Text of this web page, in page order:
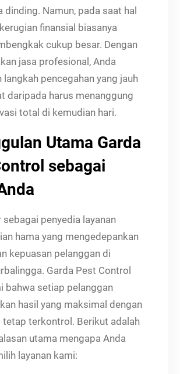
dinding. Namun, pada saat hal
finansial biasanya
cukup besar. Dengan
jasa profesional, Anda
langkah pencegahan yang jauh
daripada harus menanggung
total di kemudian hari.
Utama Garda
sebagai
sebagai penyedia layanan
hama yang mengedepankan
kepuasan pelanggan di
Garda Pest Control
bahwa setiap pelanggan
hasil yang maksimal dengan
tetap terkontrol. Berikut adalah
utama mengapa Anda
layanan kami: